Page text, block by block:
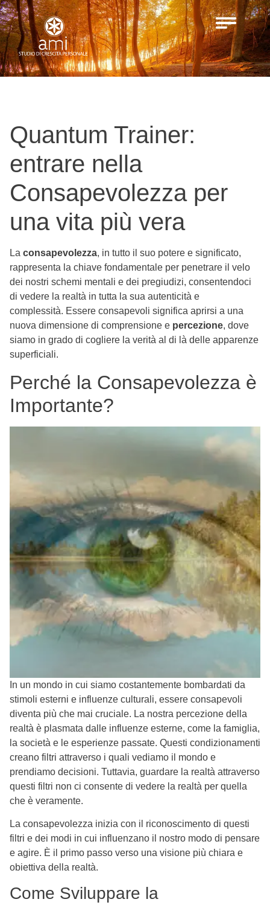
Quantum Trainer:
entrare nella
Consapevolezza per
una vita più vera
La consapevolezza, in tutto il suo potere e significato,
rappresenta la chiave fondamentale per penetrare il velo
dei nostri schemi mentali e dei pregiudizi, consentendoci
di vedere la realtà in tutta la sua autenticità e
complessità. Essere consapevoli significa aprirsi a una
nuova dimensione di comprensione e percezione, dove
siamo in grado di cogliere la verità al di là delle apparenze
superficiali.
Perché la Consapevolezza è
Importante?
In un mondo in cui siamo costantemente bombardati da
stimoli esterni e influenze culturali, essere consapevoli
diventa più che mai cruciale. La nostra percezione della
realtà è plasmata dalle influenze esterne, come la famiglia,
la società e le esperienze passate. Questi condizionamenti
creano filtri attraverso i quali vediamo il mondo e
prendiamo decisioni. Tuttavia, guardare la realtà attraverso
questi filtri non ci consente di vedere la realtà per quella
che è veramente.
La consapevolezza inizia con il riconoscimento di questi
filtri e dei modi in cui influenzano il nostro modo di pensare
e agire. È il primo passo verso una visione più chiara e
obiettiva della realtà.
Come Sviluppare la